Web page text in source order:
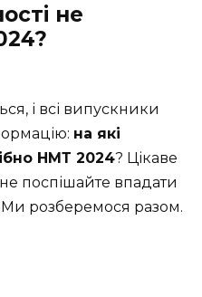
не
і всі випускники
на які
НМТ 2024? Цікаве
поспішайте впадати
Ми розберемося разом.